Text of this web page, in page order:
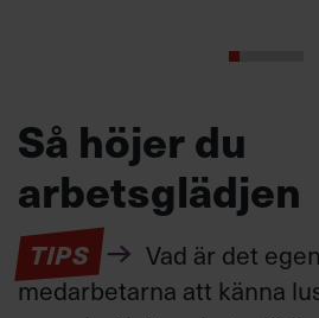
Så höjer du
arbetsglädjen
TIPS
Vad är det
medarbetarna att känna